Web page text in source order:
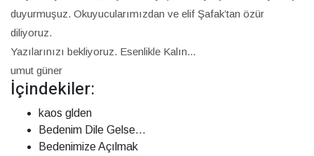
duyurmuşuz. Okuyucularımızdan ve elif Şafak’tan özür
diliyoruz.
Yazılarınızı bekliyoruz. Esenlikle Kalın...
umut güner
İçindekiler:
kaos glden
Bedenim Dile Gelse...
Bedenimize Açılmak